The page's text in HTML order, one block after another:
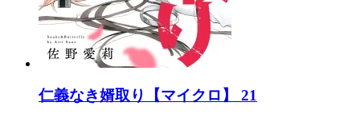
仁義なき婿取り【マイクロ】 21